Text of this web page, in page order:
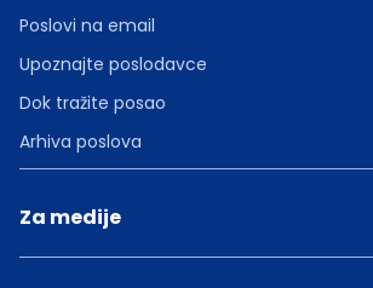
Poslovi na email
Upoznajte poslodavce
Dok tražite posao
Arhiva poslova
Za medije